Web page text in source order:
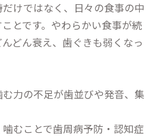
けではなく、日々の食事の中
とです。やわらかい食事が続
どん衰え、歯ぐきも弱くなっ
力の不足が歯並びや発音、集
むことで歯周病予防・認知症